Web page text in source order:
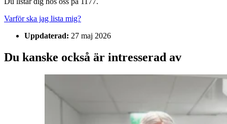
Varför ska jag lista mig?
Uppdaterad: 27 maj 2026
Du kanske också är intresserad av